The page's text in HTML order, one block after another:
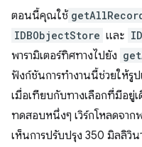
ตอนนี้คุณใช้
IDBObjectStore และ
พารามิเตอร์ทิศทางไปยัง
ฟังก์ชันการทำงานนี้ช่วยให้รูป
เมื่อเทียบกับทางเลือกที่มีอยู่เ
ทดสอบหนึ่งๆ เวิร์กโหลดจา
เห็นการปรับปรุง 350 มิลลิวิน